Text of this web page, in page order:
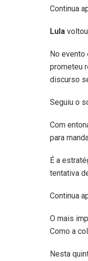
Continua
Lula
No evento
prometeu
discurso
Seguiu o
Com
para
É a
tentativa
Continua
O mais
Como a
Nesta